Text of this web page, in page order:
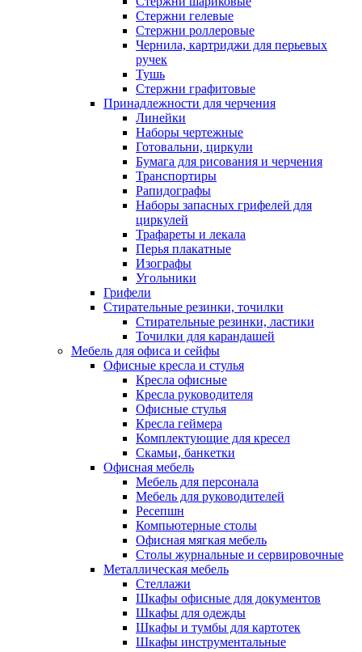
Стержни гелевые
Стержни роллеровые
Чернила, картриджи для перьевых
ручек
Тушь
Стержни графитовые
Принадлежности для черчения
Линейки
Наборы чертежные
Готовальни, циркули
Бумага для рисования и черчения
Транспортиры
Рапидографы
Наборы запасных грифелей для
циркулей
Трафареты и лекала
Перья плакатные
Изографы
Угольники
Грифели
Стирательные резинки, точилки
Стирательные резинки, ластики
Точилки для карандашей
Мебель для офиса и сейфы
Офисные кресла и стулья
Кресла офисные
Кресла руководителя
Офисные стулья
Кресла геймера
Комплектующие для кресел
Скамьи, банкетки
Офисная мебель
Мебель для персонала
Мебель для руководителей
Ресепшн
Компьютерные столы
Офисная мягкая мебель
Столы журнальные и сервировочные
Металлическая мебель
Стеллажи
Шкафы офисные для документов
Шкафы для одежды
Шкафы и тумбы для картотек
Шкафы инструментальные